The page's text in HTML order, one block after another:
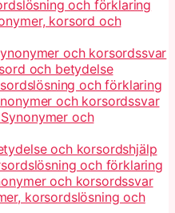
och förklaring
korsord och
och korsordssvar
och betydelse
och förklaring
och korsordssvar
och
och korsordshjälp
och förklaring
och korsordssvar
korsordslösning och